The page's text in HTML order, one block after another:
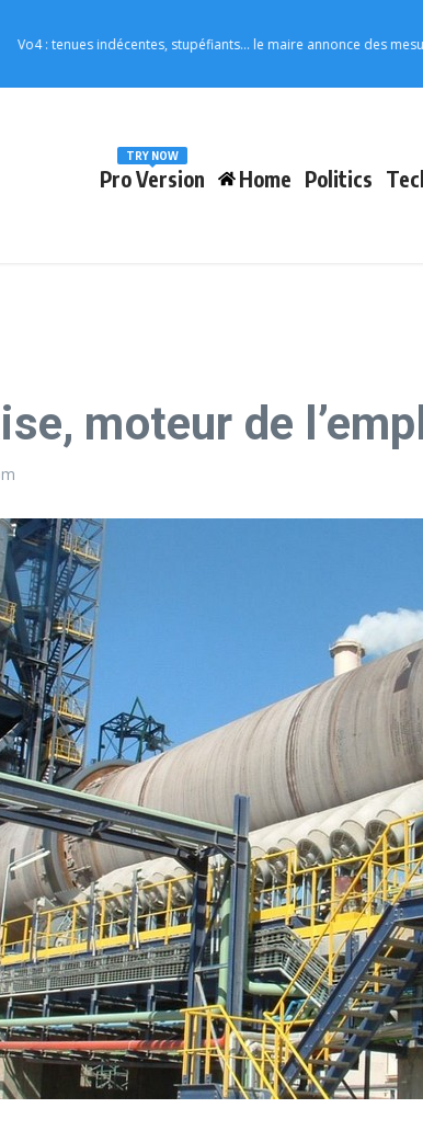
tenues indécentes, stupéfiants… le maire annonce des mesures
Pro Version
TRY NOW
Home Politics
moteur de